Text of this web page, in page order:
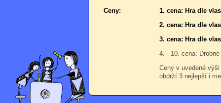
Ceny:
1. cena: Hra dle
2. cena: Hra dle
3. cena: Hra dle
4. - 10. cena:
Ceny v uvedené
obdrží 3 nejlepší i